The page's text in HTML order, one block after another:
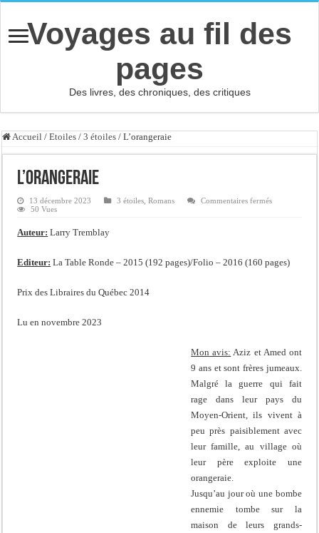
Voyages au fil des
pages
Des livres, des chroniques, des critiques
Accueil / Etoiles / 3 étoiles / L’orangeraie
L’orangeraie
13 décembre 2023 3 étoiles ,Romans Commentaires ferméssur
50 Vues
Auteur: Larry Tremblay
Editeur: La Table Ronde – 2015 (192 pages)/Folio – 2016 (160 pages)
Prix des Libraires du Québec 2014
Lu en novembre 2023
Mon avis: Aziz et Amed ont
9 ans et sont frères jumeaux.
Malgré la guerre qui fait
rage dans leur pays du
Moyen-Orient, ils vivent à
peu près paisiblement avec
leur famille, au village où
leur père exploite une
orangeraie.
Jusqu’au jour où une bombe
ennemie tombe sur la
maison de leurs grands-